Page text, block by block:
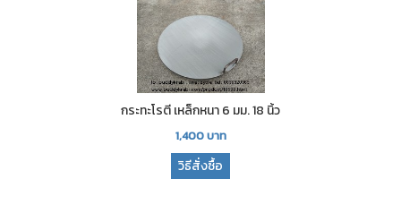
กระทะโรตี เหล็กหนา 6 มม. 18 นิ้ว
1,400บาท
วิธีสั่งซื้อ